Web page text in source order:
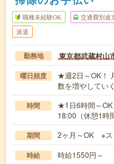
職種未経験OK 交通費別途
派遣
勤務地 東京都武蔵村山
曜日頻度
★週2日～OK！
数を増やしてい
時間
★1日6時間～OK
18:00（休憩1
期間 2ヶ月～OK ※ス
時給 時給1550円～